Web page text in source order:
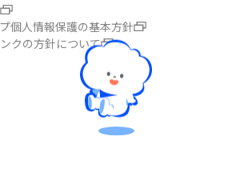
個人情報保護の基本方針
クの方針について